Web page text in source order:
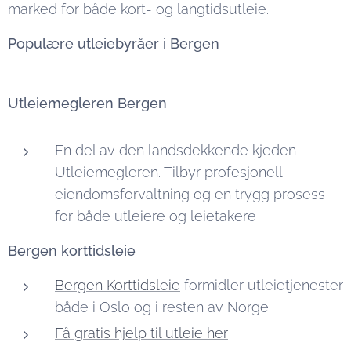
marked for både kort- og langtidsutleie.
Populære utleiebyråer i Bergen
Utleiemegleren Bergen
En del av den landsdekkende kjeden
Utleiemegleren. Tilbyr profesjonell
eiendomsforvaltning og en trygg prosess
for både utleiere og leietakere
Bergen korttidsleie
Bergen Korttidsleie formidler utleietjenester
både i Oslo og i resten av Norge.
Få gratis hjelp til utleie her